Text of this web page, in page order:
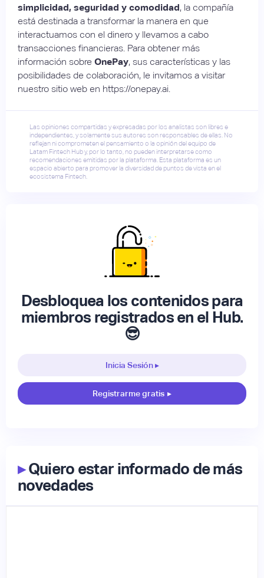
simplicidad, seguridad y comodidad, la compañía
está destinada a transformar la manera en que
interactuamos con el dinero y llevamos a cabo
transacciones financieras. Para obtener más
información sobre OnePay, sus características y las
posibilidades de colaboración, le invitamos a visitar
nuestro sitio web en https://onepay.ai.
Las opiniones compartidas y expresadas por los analistas son libres e
independientes, y solamente sus autores son responsables de ellas. No
reflejan ni comprometen el pensamiento o la opinión del equipo de
Latam Fintech Hub y, por lo tanto, no pueden interpretarse como
recomendaciones emitidas por la plataforma. Esta plataforma es un
espacio abierto para promover la diversidad de puntos de vista en el
ecosistema Fintech.
Desbloquea los contenidos para
miembros registrados en el Hub.
😎
Inicia Sesión ▸
Registrarme gratis ▸
▸Quiero estar informado de más
novedades